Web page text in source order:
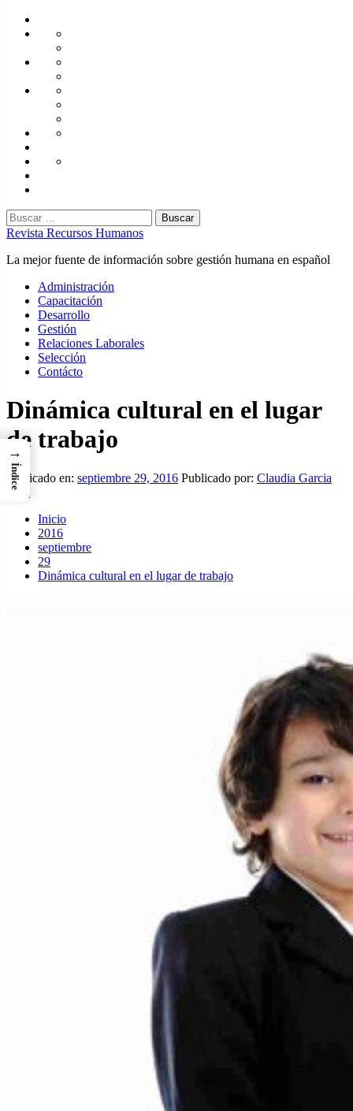
Saltar
Administración
Capacitación
Desarrollo
Gestión
Laborales
Selección
Buscar:
Revista Recursos Humanos
La mejor fuente de información sobre gestión humana en español
Menú
principal
Administración
Capacitación
Desarrollo
Gestión
Relaciones Laborales
Selección
Contácto
Dinámica cultural en el lugar
de trabajo
Publicado en: septiembre 29, 2016 Publicado por: Claudia Garcia
Ruiz
Inicio
2016
septiembre
29
Dinámica cultural en el lugar de trabajo
→
Índice